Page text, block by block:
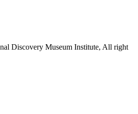
Discovery Museum Institute, All right